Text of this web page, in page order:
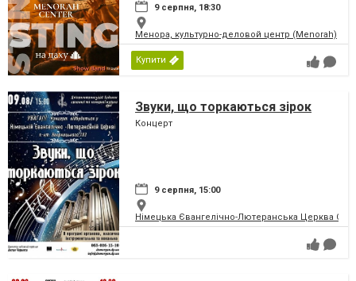
9 серпня, 18:30
Менора, культурно-деловой центр (Menorah)
Купити
Звуки, що торкаються зірок
Концерт
9 серпня, 15:00
Німецька Євангелічно-Лютеранська Церква